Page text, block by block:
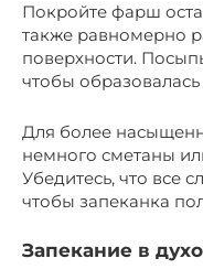
Покройте фарш
также равномерно
поверхности.
чтобы
Для более
немного сметаны
Убедитесь, что все
чтобы запеканка
Запекание в